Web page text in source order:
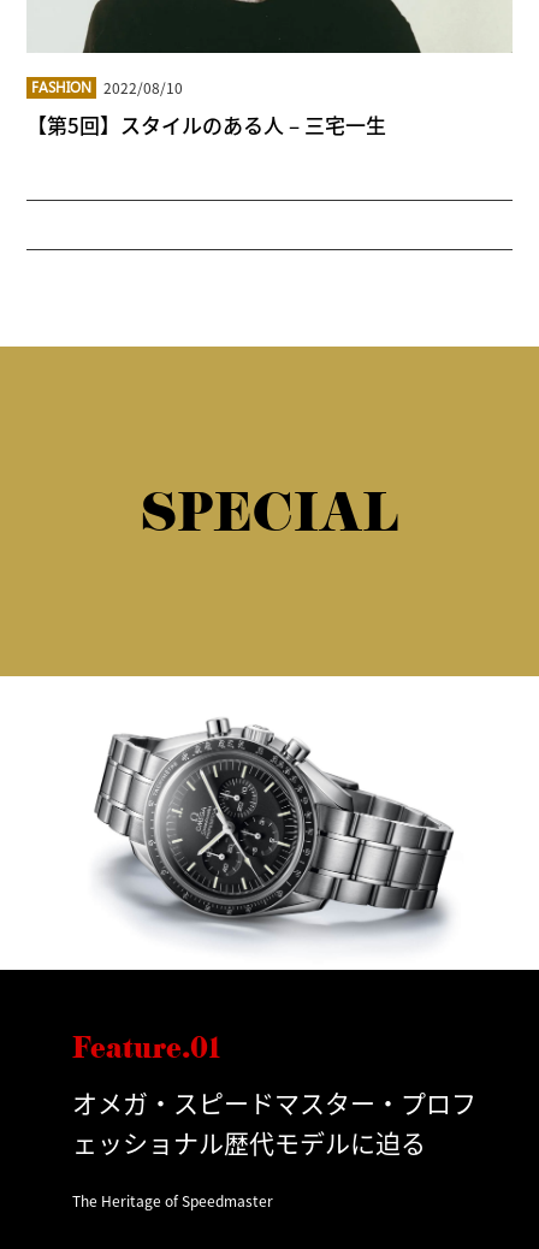
FASHION 2022/08/10
【第5回】スタイルのある人 – 三宅一生
SPECIAL
Feature.01
オメガ・スピードマスター・プロフ
ェッショナル歴代モデルに迫る
The Heritage of Speedmaster